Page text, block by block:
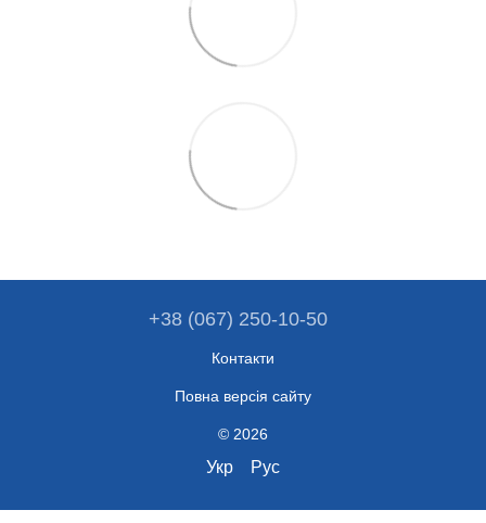
+38 (067) 250-10-50
Контакти
Повна версія сайту
© 2026
Укр Рус